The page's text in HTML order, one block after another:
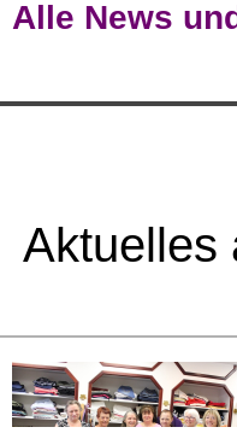
Alle News
Aktuelles